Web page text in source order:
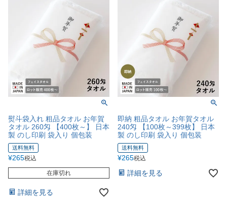
熨斗袋入れ 粗品タオル お年賀
タオル 260匁 【400枚～】 日本
製 のし印刷 袋入り 個包装
送料無料
¥265税込
在庫切れ
詳細を見る
即納 粗品タオル お年賀タオル
240匁 【100枚～399枚】 日本
製 のし印刷 袋入り 個包装
送料無料
¥265税込
詳細を見る